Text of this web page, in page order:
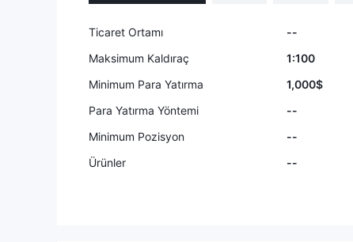
Ticaret Ortamı --
Maksimum Kaldıraç
1:100
Minimum Para Yatırma
1,000$
Para Yatırma Yöntemi
--
Minimum Pozisyon
--
Ürünler
--